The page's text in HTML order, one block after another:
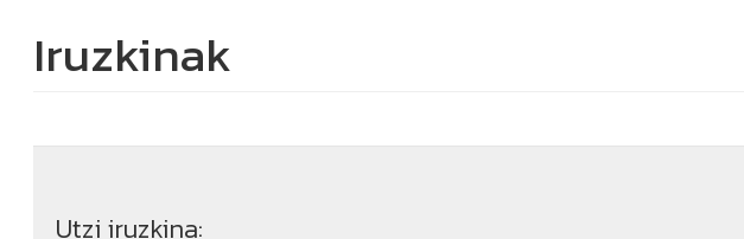
Iruzkinak
Utzi iruzkina: